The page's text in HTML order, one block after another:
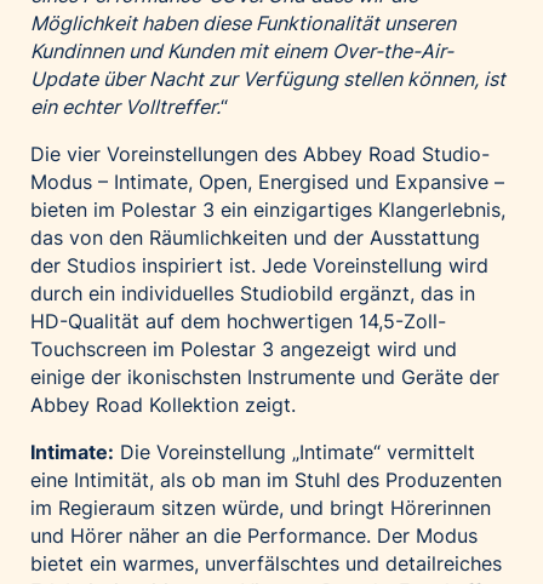
Möglichkeit haben diese Funktionalität unseren
Kundinnen und Kunden mit einem Over-the-Air-
Update über Nacht zur Verfügung stellen können, ist
ein echter Volltreffer.“
Die vier Voreinstellungen des Abbey Road Studio-
Modus – Intimate, Open, Energised und Expansive –
bieten im Polestar 3 ein einzigartiges Klangerlebnis,
das von den Räumlichkeiten und der Ausstattung
der Studios inspiriert ist. Jede Voreinstellung wird
durch ein individuelles Studiobild ergänzt, das in
HD-Qualität auf dem hochwertigen 14,5-Zoll-
Touchscreen im Polestar 3 angezeigt wird und
einige der ikonischsten Instrumente und Geräte der
Abbey Road Kollektion zeigt.
Intimate: Die Voreinstellung „Intimate“ vermittelt
eine Intimität, als ob man im Stuhl des Produzenten
im Regieraum sitzen würde, und bringt Hörerinnen
und Hörer näher an die Performance. Der Modus
bietet ein warmes, unverfälschtes und detailreiches